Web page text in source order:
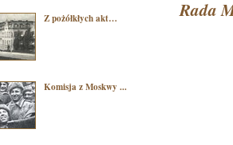
Z pożółkłych akt…
Komisja z Moskwy ...
Rada